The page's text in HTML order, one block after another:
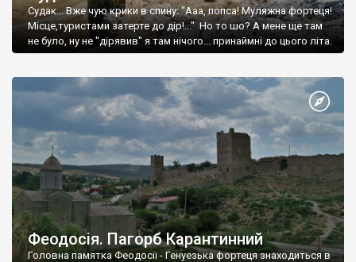
Судак... Вже чую крики в спину: "Ааа, попса! Муляжна фортеця!
Місце,туристами затерте до дір!..." Но то шо? А мене ще там
не було, ну не "дірявив" я там нічого... принаймні до цього літа.
Феодосія. Пагорб Карантинний
Головна памятка Феодосії - Генуезька фортеця знаходиться в